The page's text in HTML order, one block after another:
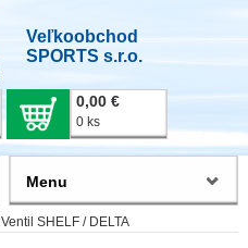
Veľkoobchod
SPORTS s.r.o.
0,00 €
0 ks
Ventil SHELF / DELTA
Menu